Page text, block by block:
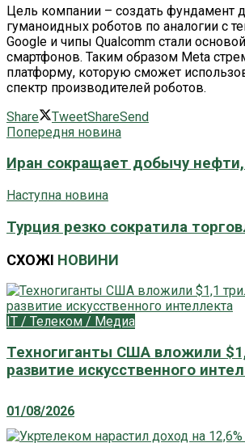
Цель компании – создать фундамент
гуманоидных роботов по аналогии с
Google и чипы Qualcomm стали
смартфонов. Таким образом Meta
платформу, которую сможет
спектр производителей роботов.
Share
TweetShareSend
Попередня новина
Иран сокращает добычу
Наступна новина
Турция резко сократила
СХОЖІ НОВИНИ
IT / Телеком / Медиа
Техногиганты США вложили
развитие искусственного
01/08/2026